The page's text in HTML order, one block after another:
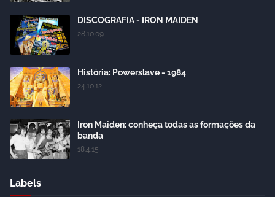
DISCOGRAFIA - IRON MAIDEN
28.10.09
História: Powerslave - 1984
24.10.12
Iron Maiden: conheça todas as formações da
banda
18.4.15
Labels